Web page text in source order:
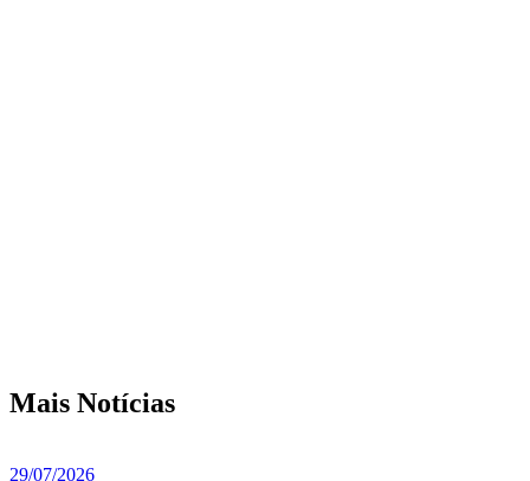
Mais Notícias
29/07/2026